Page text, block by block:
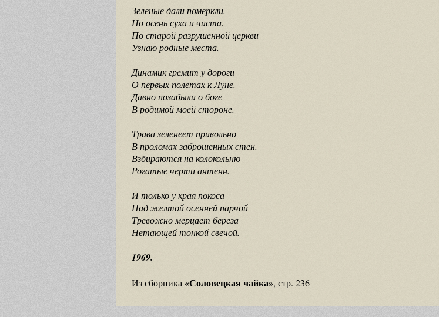
Зеленые дали померкли.
Но осень суха и чиста.
По старой разрушенной церкви
Узнаю родные места.
Динамик гремит у дороги
О первых полетах к Луне.
Давно позабыли о боге
В родимой моей стороне.
Трава зеленеет привольно
В проломах заброшенных стен.
Взбираются на колокольню
Рогатые черти антенн.
И только у края покоса
Над желтой осенней парчой
Тревожно мерцает береза
Нетающей тонкой свечой.
1969.
Из сборника«Соловецкая чайка», стр. 236